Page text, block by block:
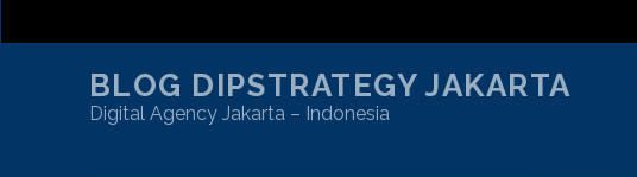
BLOG DIPSTRATEGY JAKARTA
Digital Agency Jakarta – Indonesia